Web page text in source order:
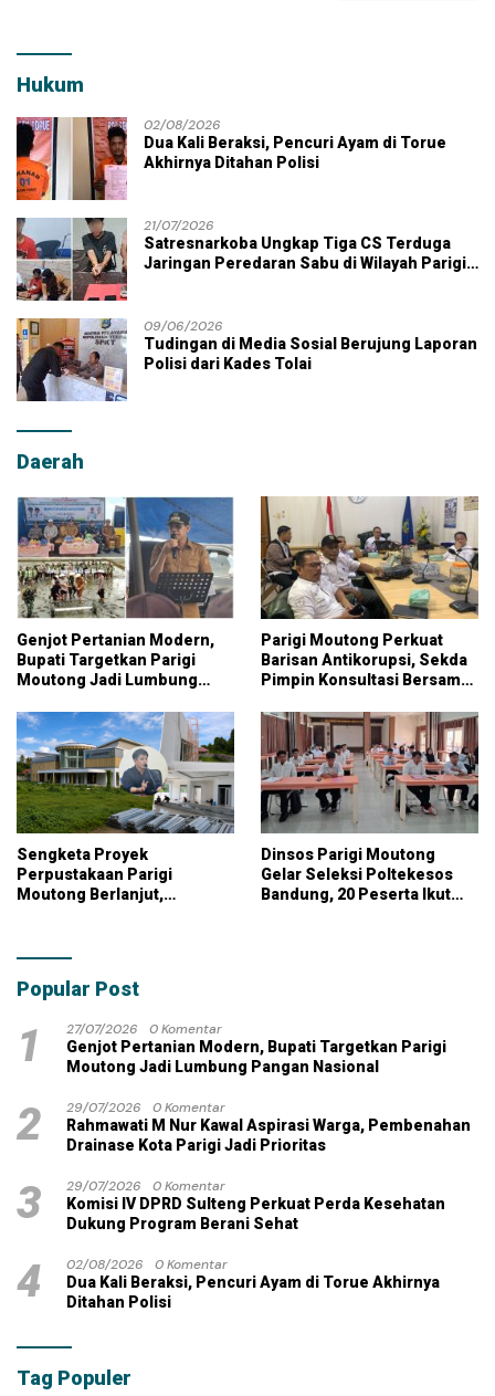
Hukum
02/08/2026
Dua Kali Beraksi, Pencuri Ayam di Torue
Akhirnya Ditahan Polisi
21/07/2026
Satresnarkoba Ungkap Tiga CS Terduga
Jaringan Peredaran Sabu di Wilayah Parigi
09/06/2026
Tudingan di Media Sosial Berujung Laporan
Polisi dari Kades Tolai
Daerah
Genjot Pertanian Modern,
Bupati Targetkan Parigi
Moutong Jadi Lumbung
Parigi Moutong Perkuat
Barisan Antikorupsi, Sekda
Pimpin Konsultasi Bersama
Sengketa Proyek
Perpustakaan Parigi
Moutong Berlanjut,
dengan Dana Pribadi
Dinsos Parigi Moutong
Gelar Seleksi Poltekesos
Bandung, 20 Peserta Ikut
Popular Post
1 27/07/2026
0 Komentar
Genjot Pertanian Modern, Bupati Targetkan Parigi
Moutong Jadi Lumbung Pangan Nasional
2 29/07/2026
0 Komentar
Rahmawati M Nur Kawal Aspirasi Warga, Pembenahan
Drainase Kota Parigi Jadi Prioritas
3 29/07/2026
0 Komentar
Komisi IV DPRD Sulteng Perkuat Perda Kesehatan
Dukung Program Berani Sehat
4 02/08/2026
0 Komentar
Dua Kali Beraksi, Pencuri Ayam di Torue Akhirnya
Ditahan Polisi
Tag Populer